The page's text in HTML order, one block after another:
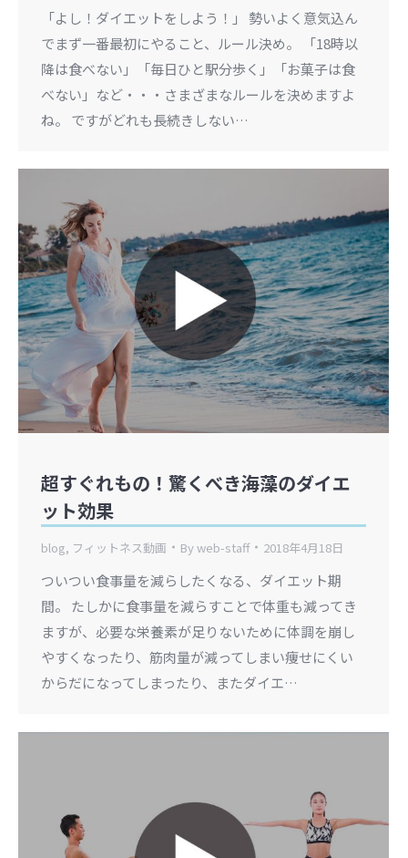
「よし！ダイエットをしよう！」 勢いよく意気込ん
でまず一番最初にやること、ルール決め。 「18時以
降は食べない」「毎日ひと駅分歩く」「お菓子は食
べない」など・・・さまざまなルールを決めますよ
ね。 ですがどれも長続きしない…
超すぐれもの！驚くべき海藻のダイエ
ット効果
blog, フィットネス動画 Byweb-staff 2018年4月18日
ついつい食事量を減らしたくなる、ダイエット期
間。 たしかに食事量を減らすことで体重も減ってき
ますが、必要な栄養素が足りないために体調を崩し
やすくなったり、筋肉量が減ってしまい痩せにくい
からだになってしまったり、またダイエ…